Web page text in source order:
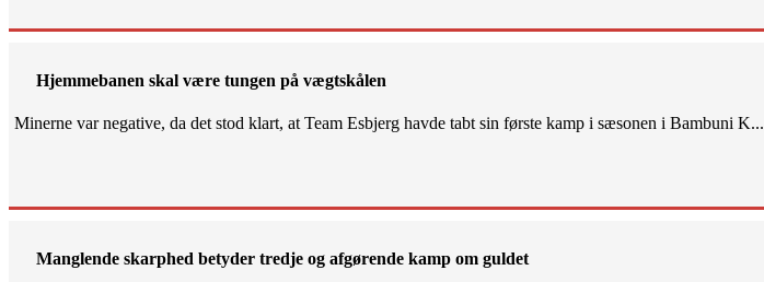
Hjemmebanen skal være tungen på vægtskålen
Minerne var negative, da det stod klart, at Team Esbjerg havde tabt sin første kamp i sæsonen i Bambuni K...
Manglende skarphed betyder tredje og afgørende kamp om guldet